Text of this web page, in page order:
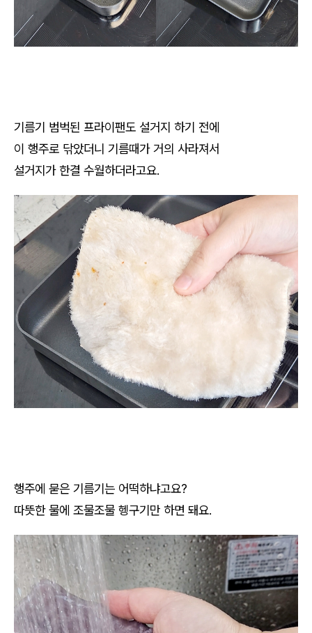
기름기 범벅된 프라이팬도 설거지 하기 전에
이 행주로 닦았더니 기름때가 거의 사라져서
설거지가 한결 수월하더라고요.
행주에 묻은 기름기는 어떡하냐고요?
따뜻한 물에 조물조물 헹구기만 하면 돼요.